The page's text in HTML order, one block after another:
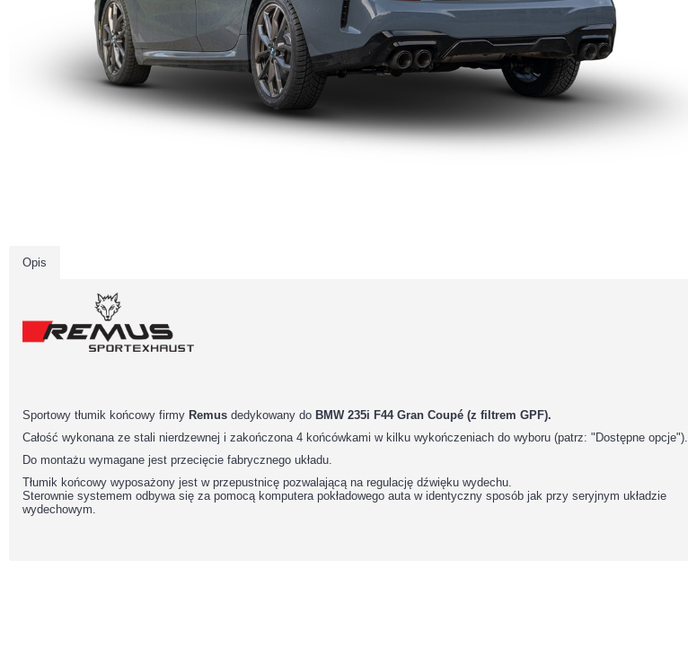
Opis
Sportowy tłumik końcowy firmy Remus dedykowany do BMW 235i F44 Gran Coupé (z filtrem GPF).
Całość wykonana ze stali nierdzewnej i zakończona 4 końcówkami w kilku wykończeniach do wyboru (patrz: "Dostępne opcje").
Do montażu wymagane jest przecięcie fabrycznego układu.
Tłumik końcowy wyposażony jest w przepustnicę pozwalającą na regulację dźwięku wydechu.
Sterownie systemem odbywa się za pomocą komputera pokładowego auta w identyczny sposób jak przy seryjnym układzie
wydechowym.